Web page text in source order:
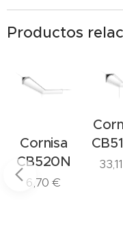
Productos
Cornisa
CB520N
6,70 €
33,11